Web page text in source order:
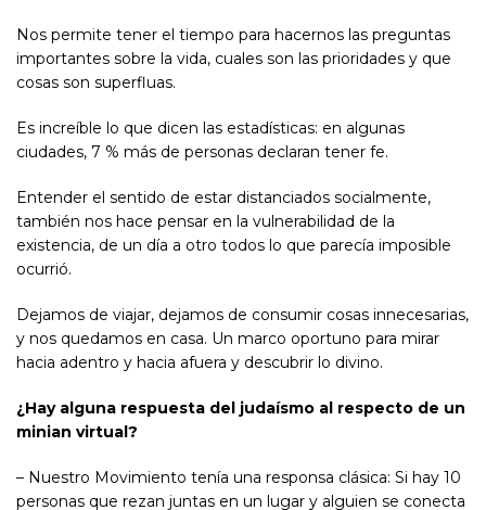
Nos permite tener el tiempo para hacernos las preguntas
importantes sobre la vida, cuales son las prioridades y que
cosas son superfluas.
Es increíble lo que dicen las estadísticas: en algunas
ciudades, 7 % más de personas declaran tener fe.
Entender el sentido de estar distanciados socialmente,
también nos hace pensar en la vulnerabilidad de la
existencia, de un día a otro todos lo que parecía imposible
ocurrió.
Dejamos de viajar, dejamos de consumir cosas innecesarias,
y nos quedamos en casa. Un marco oportuno para mirar
hacia adentro y hacia afuera y descubrir lo divino.
¿Hay alguna respuesta del judaísmo al respecto de un
minian virtual?
– Nuestro Movimiento tenía una responsa clásica: Si hay 10
personas que rezan juntas en un lugar y alguien se conecta